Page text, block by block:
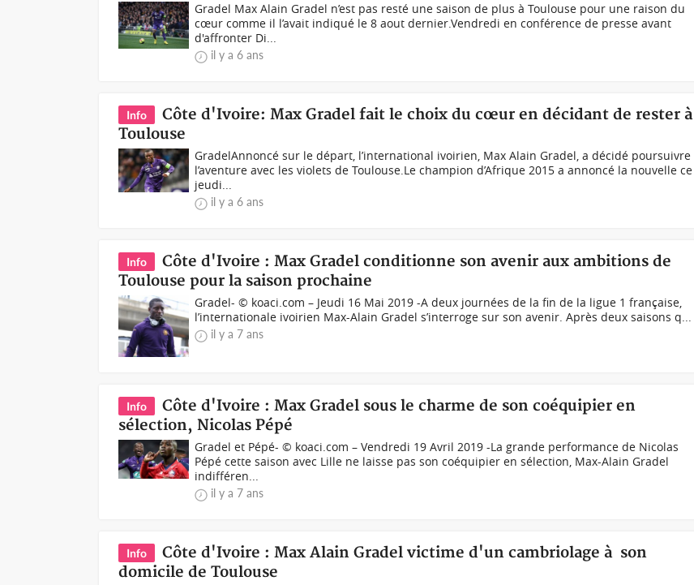
Gradel Max Alain Gradel n’est pas resté une saison de plus à Toulouse pour une raison du
cœur comme il l’avait indiqué le 8 aout dernier.Vendredi en conférence de presse avant
d'affronter Di...
il y a 6 ans
Info
Côte d'Ivoire: Max Gradel fait le choix du cœur en décidant de rester à
Toulouse
GradelAnnoncé sur le départ, l’international ivoirien, Max Alain Gradel, a décidé poursuivre
l’aventure avec les violets de Toulouse.Le champion d’Afrique 2015 a annoncé la nouvelle ce
jeudi...
il y a 6 ans
Info
Côte d'Ivoire : Max Gradel conditionne son avenir aux ambitions de
Toulouse pour la saison prochaine
Gradel- © koaci.com – Jeudi 16 Mai 2019 -A deux journées de la fin de la ligue 1 française,
l’internationale ivoirien Max-Alain Gradel s’interroge sur son avenir. Après deux saisons q...
il y a 7 ans
Info
Côte d'Ivoire : Max Gradel sous le charme de son coéquipier en
sélection, Nicolas Pépé
Gradel et Pépé- © koaci.com – Vendredi 19 Avril 2019 -La grande performance de Nicolas
Pépé cette saison avec Lille ne laisse pas son coéquipier en sélection, Max-Alain Gradel
indifféren...
il y a 7 ans
Info
Côte d'Ivoire : Max Alain Gradel victime d'un cambriolage à son
domicile de Toulouse